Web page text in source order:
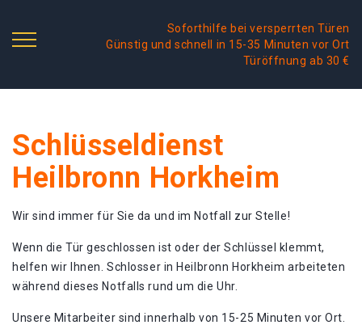
Soforthilfe bei versperrten Türen
Günstig und schnell in 15-35 Minuten vor Ort
Türöffnung ab 30 €
Schlüsseldienst
Heilbronn Horkheim
Wir sind immer für Sie da und im Notfall zur Stelle!
Wenn die Tür geschlossen ist oder der Schlüssel klemmt,
helfen wir Ihnen. Schlosser in Heilbronn Horkheim arbeiteten
während dieses Notfalls rund um die Uhr.
Unsere Mitarbeiter sind innerhalb von 15-25 Minuten vor Ort.